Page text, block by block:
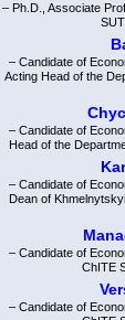
– Ph.D., Associate
– Candidate of
Acting Head of the
– Candidate of
Head of the
– Candidate of
Dean of
– Candidate of
ChITE
– Candidate of